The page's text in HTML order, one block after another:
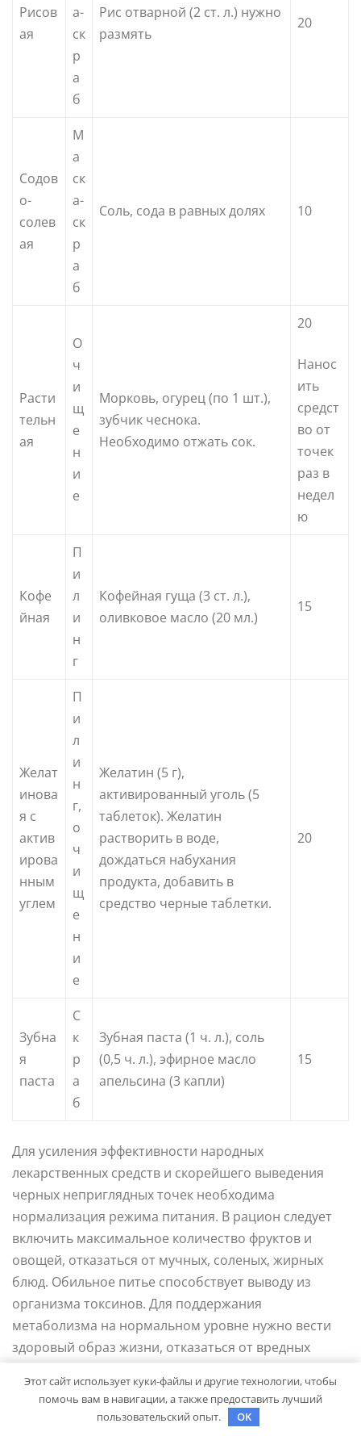
Рисов
ая
а-
ск
р
а
б
Рис отварной (2 ст. л.) нужно
размять
20
Содов
о-
солев
ая
М
а
ск
а-
ск
р
а
б
Соль, сода в равных долях 10
Расти
тельн
ая
О
ч
и
щ
е
н
и
е
Морковь, огурец (по 1 шт.),
зубчик чеснока.
Необходимо отжать сок.
20
Нанос
ить
средст
во от
точек
раз в
недел
ю
Кофе
йная
П
и
л
и
н
г
Кофейная гуща (3 ст. л.),
оливковое масло (20 мл.)
15
Желат
инова
я с
актив
ирова
нным
углем
П
и
л
и
н
г,
о
ч
и
щ
е
н
и
е
Желатин (5 г),
активированный уголь (5
таблеток). Желатин
растворить в воде,
дождаться набухания
продукта, добавить в
средство черные таблетки.
20
Зубна
я
паста
С
к
р
а
б
Зубная паста (1 ч. л.), соль
(0,5 ч. л.), эфирное масло
апельсина (3 капли)
15
Для усиления эффективности народных
лекарственных средств и скорейшего выведения
черных неприглядных точек необходима
нормализация режима питания. В рацион следует
включить максимальное количество фруктов и
овощей, отказаться от мучных, соленых, жирных
блюд. Обильное питье способствует выводу из
организма токсинов. Для поддержания
метаболизма на нормальном уровне нужно вести
здоровый образ жизни, отказаться от вредных
активность.
Этот сайт использует куки-файлы и другие технологии, чтобы
помочь вам в навигации, а также предоставить лучший
пользовательский опыт.
OK